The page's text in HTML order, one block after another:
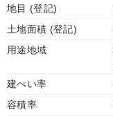
地目 (登記)
土地面積 (登記)
用途地域
建ぺい率
容積率